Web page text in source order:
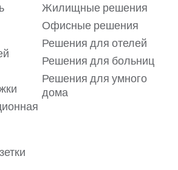
Жилищные решения
Офисные решения
Решения для отелей
Решения для больниц
Решения для умного
дома